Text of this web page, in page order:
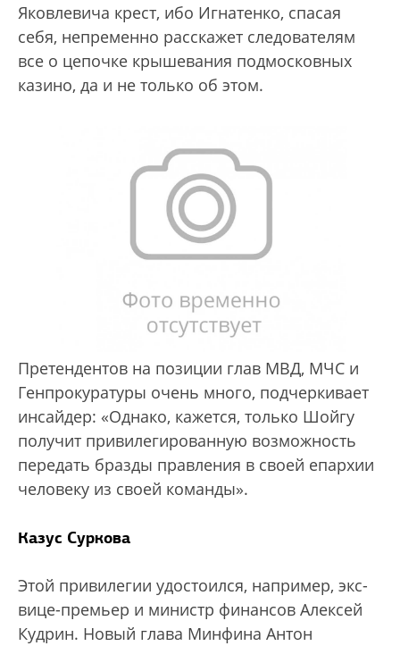
Яковлевича крест, ибо Игнатенко, спасая
себя, непременно расскажет следователям
все о цепочке крышевания подмосковных
казино, да и не только об этом.
Претендентов на позиции глав МВД, МЧС и
Генпрокуратуры очень много, подчеркивает
инсайдер: «Однако, кажется, только Шойгу
получит привилегированную возможность
передать бразды правления в своей епархии
человеку из своей команды».
Казус Суркова
Этой привилегии удостоился, например, экс-
вице-премьер и министр финансов Алексей
Кудрин. Новый глава Минфина Антон